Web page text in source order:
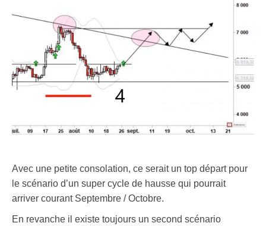
Avec une petite consolation, ce serait un top départ pour
le scénario d’un super cycle de hausse qui pourrait
arriver courant Septembre / Octobre.
En revanche il existe toujours un second scénario